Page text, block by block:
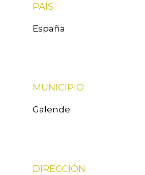
PAÍS
España
MUNICIPIO
Galende
DIRECCIÓN